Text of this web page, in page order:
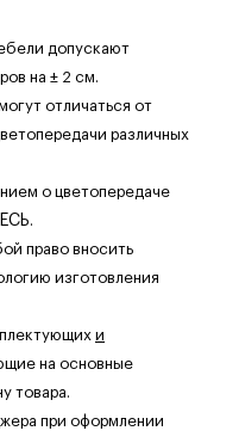
допускают
на ± 2 см.
отличаться от
различных
о цветопередаче
.
право вносить
изготовления
и
на основные
товара.
при оформлении